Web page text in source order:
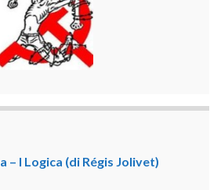
I Logica (di Régis Jolivet)